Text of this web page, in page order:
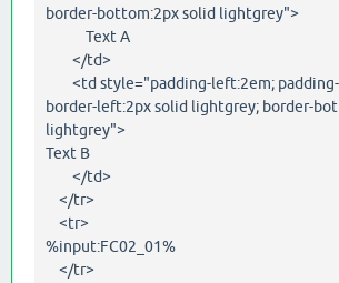
border-bottom:2px solid lightgrey">
Text A
</td>
<td style="padding-left:2em;
border-left:2px solid lightgrey; border-
lightgrey">
Text B
</td>
</tr>
<tr>
%input:FC02_01%
</tr>